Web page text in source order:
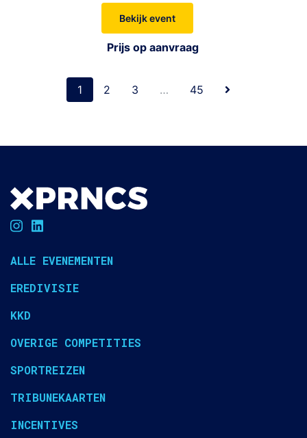
Bekijk event
Prijs op aanvraag
1 2 3 … 45
ALLE EVENEMENTEN
EREDIVISIE
KKD
OVERIGE COMPETITIES
SPORTREIZEN
TRIBUNEKAARTEN
INCENTIVES